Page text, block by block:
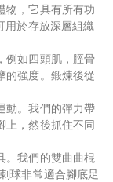
物，它具有所有功
用於存放深層組織
例如四頭肌，脛骨
的強度。鍛煉後從
動。我們的彈力帶
上，然後抓住不同
。我們的雙曲曲棍
球非常適合腳底足